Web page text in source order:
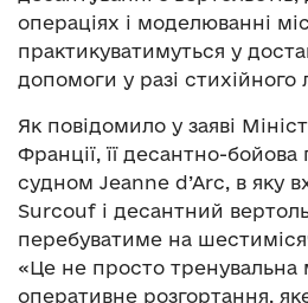
операціях і моделюванні
практикуватимуться у
допомоги у разі стихійного
Як повідомило у заяві
Франції, її десантно-бойова
судном Jeanne d’Arc, в яку
Surcouf і десантний
перебуватиме на
«Це не просто тренувальна
оперативне розгортання,